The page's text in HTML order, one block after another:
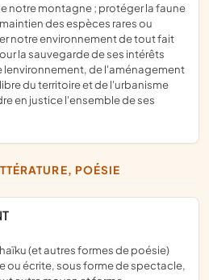
notre montagne ; protéger la faune
des espèces rares ou
notre environnement de tout fait
la sauvegarde de ses intérêts
de l'aménagement
du territoire et de l'urbanisme
en justice l'ensemble de ses
POÉSIE
ou écrite, sous forme de spectacle,